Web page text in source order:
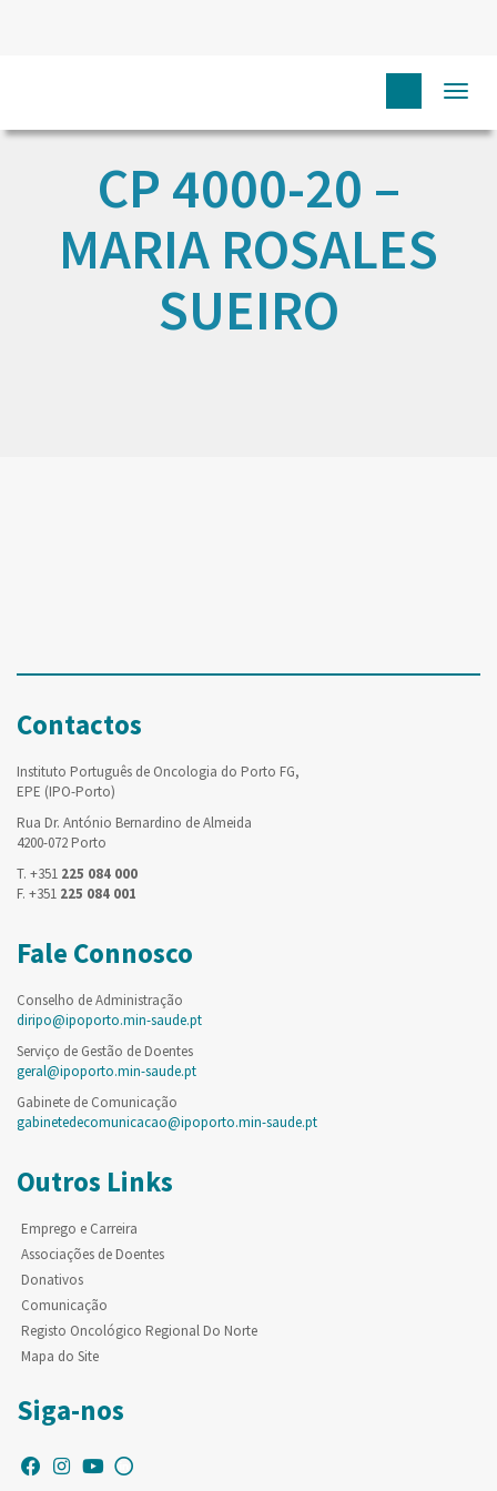
CP 4000-20 –
MARIA ROSALES
SUEIRO
Contactos
Instituto Português de Oncologia do Porto FG,
EPE (IPO-Porto)
Rua Dr. António Bernardino de Almeida
4200-072 Porto
T. +351 225 084 000
F. +351 225 084 001
Fale Connosco
Conselho de Administração
diripo@ipoporto.min-saude.pt
Serviço de Gestão de Doentes
geral@ipoporto.min-saude.pt
Gabinete de Comunicação
gabinetedecomunicacao@ipoporto.min-saude.pt
Outros Links
Emprego e Carreira
Associações de Doentes
Donativos
Comunicação
Registo Oncológico Regional Do Norte
Mapa do Site
Siga-nos